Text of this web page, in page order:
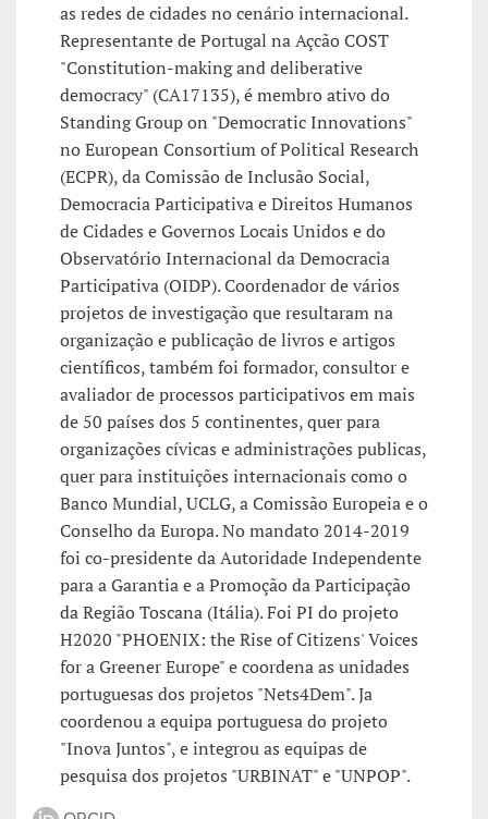
as redes de cidades no cenário internacional.
Representante de Portugal na Açcão COST
"Constitution-making and deliberative
democracy" (CA17135), é membro ativo do
Standing Group on "Democratic Innovations"
no European Consortium of Political Research
(ECPR), da Comissão de Inclusão Social,
Democracia Participativa e Direitos Humanos
de Cidades e Governos Locais Unidos e do
Observatório Internacional da Democracia
Participativa (OIDP). Coordenador de vários
projetos de investigação que resultaram na
organização e publicação de livros e artigos
científicos, também foi formador, consultor e
avaliador de processos participativos em mais
de 50 países dos 5 continentes, quer para
organizações cívicas e administrações publicas,
quer para instituições internacionais como o
Banco Mundial, UCLG, a Comissão Europeia e o
Conselho da Europa. No mandato 2014-2019
foi co-presidente da Autoridade Independente
para a Garantia e a Promoção da Participação
da Região Toscana (Itália). Foi PI do projeto
H2020 "PHOENIX: the Rise of Citizens' Voices
for a Greener Europe" e coordena as unidades
portuguesas dos projetos "Nets4Dem". Ja
coordenou a equipa portuguesa do projeto
"Inova Juntos", e integrou as equipas de
pesquisa dos projetos "URBINAT" e "UNPOP".